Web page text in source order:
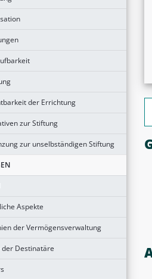
der Errichtung
zur Stiftung
zur unselbständigen Stiftung
Aspekte
der Vermögensverwaltung
der Destinatäre